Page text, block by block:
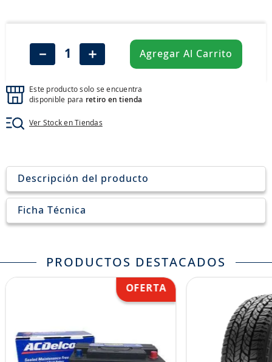
＋
－ Agregar Al Carrito
Este producto solo se encuentra
disponible para retiro en tienda
Ver Stock en Tiendas
Descripción del producto
Ficha Técnica
PRODUCTOS DESTACADOS
john deere